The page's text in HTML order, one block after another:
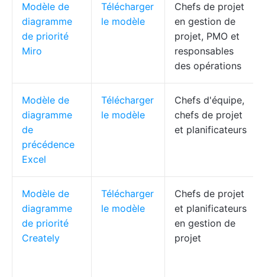
Modèle de
diagramme
de priorité
Miro
Télécharger
le modèle
Chefs de projet
en gestion de
projet, PMO et
responsables
des opérations
Modèle de
diagramme
de
précédence
Excel
Télécharger
le modèle
Chefs d'équipe,
chefs de projet
et planificateurs
Modèle de
diagramme
de priorité
Creately
Télécharger
le modèle
Chefs de projet
et planificateurs
en gestion de
projet